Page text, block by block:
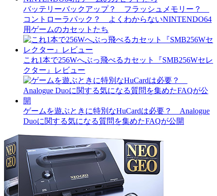
バッテリーバックアップ？ フラッシュメモリー？
コントローラパック？ よくわからないNINTENDO64
用ゲームのカセットたち
これ1本で256Wへぶっ飛べるカセット『SMB256Wセレ
クター』レビュー
ゲームを遊ぶときに特別なHuCardは必要？ Analogue
Duoに関する気になる質問を集めたFAQが公開